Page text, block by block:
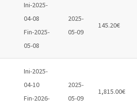
Ini-2025-
04-08
Fin-2025-
05-08
2025-
05-09
145.20€
Ini-2025-
04-10
Fin-2026-
2025-
05-09
1,815.00€